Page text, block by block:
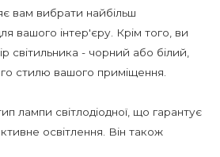
вам вибрати найбільш
вашого інтер'єру. Крім того, ви
світильника - чорний або білий,
стилю вашого приміщення.
лампи світлодіодної, що гарантує
освітлення. Він також